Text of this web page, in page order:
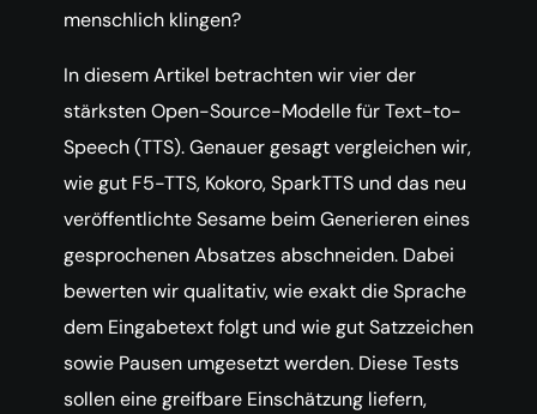
menschlich klingen?
In diesem Artikel betrachten wir vier der
stärksten Open-Source-Modelle für Text-to-
Speech (TTS). Genauer gesagt vergleichen wir,
wie gut F5-TTS, Kokoro, SparkTTS und das neu
veröffentlichte Sesame beim Generieren eines
gesprochenen Absatzes abschneiden. Dabei
bewerten wir qualitativ, wie exakt die Sprache
dem Eingabetext folgt und wie gut Satzzeichen
sowie Pausen umgesetzt werden. Diese Tests
sollen eine greifbare Einschätzung liefern,